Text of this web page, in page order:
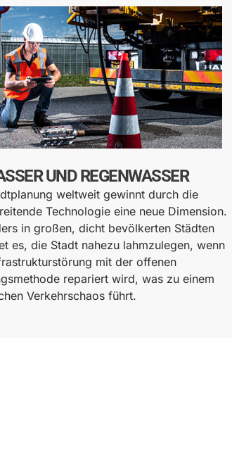
UND REGENWASSER
weltweit gewinnt durch die
Technologie eine neue Dimension.
in großen, dicht bevölkerten Städten
es, die Stadt nahezu lahmzulegen, wenn
mit der offenen
repariert wird, was zu einem
Verkehrschaos führt.